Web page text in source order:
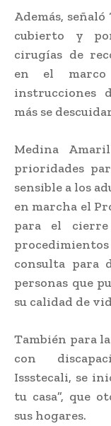
Además,
cubierto y
cirugías de
en el
instrucciones
más se
Medina
prioridades
sensible a los
en marcha el
para el
consulta para
personas que
su calidad de
También para
con
Issstecali, se
tu casa”, que
sus hogares.